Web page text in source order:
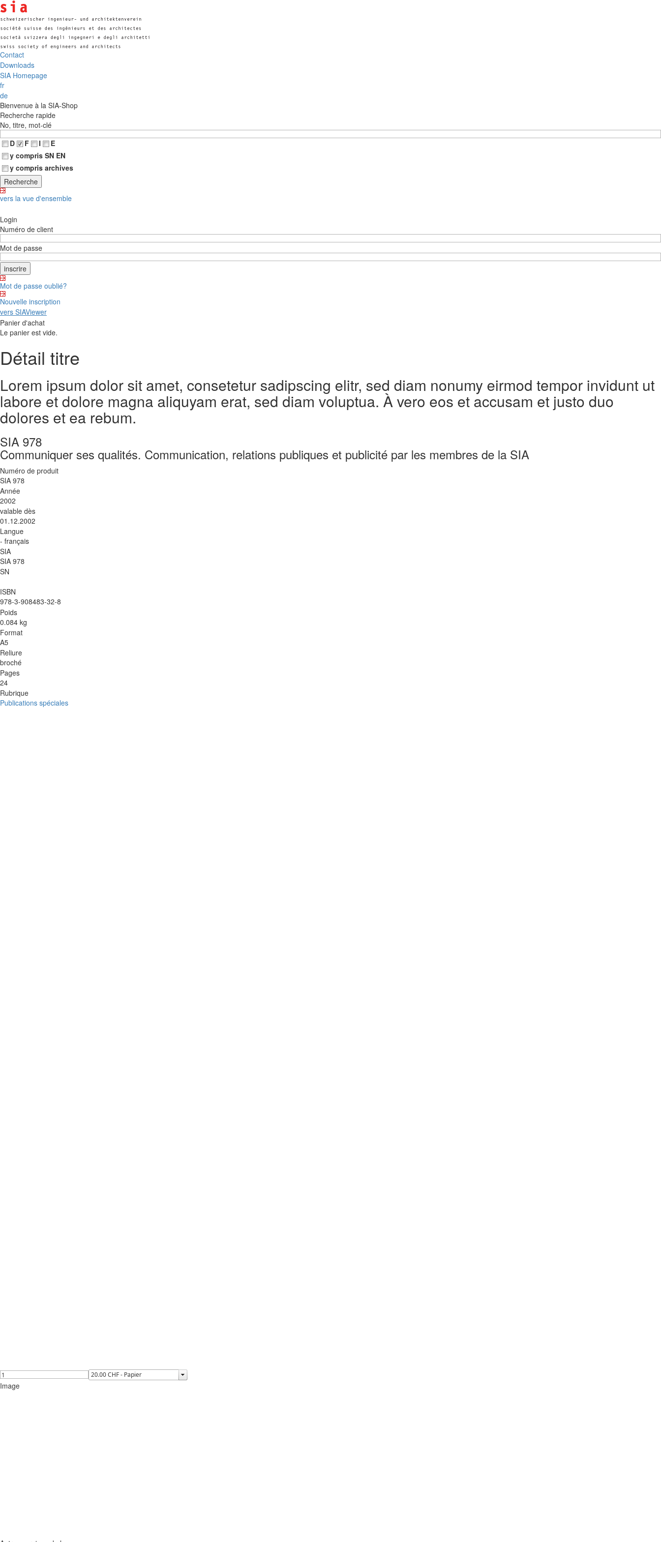
Contact
Downloads
SIA Homepage
fr
de
Bienvenue à la SIA-Shop
Recherche rapide
No, titre, mot-clé
D
F I
E
y compris SN EN
y compris archives
vers la vue d'ensemble
Login
Numéro de client
Mot de passe
Mot de passe oublié?
Nouvelle inscription
vers SIAViewer
Panier d'achat
Le panier est vide.
Détail titre
Lorem ipsum dolor sit amet, consetetur sadipscing elitr, sed diam nonumy eirmod tempor invidunt ut
labore et dolore magna aliquyam erat, sed diam voluptua. À vero eos et accusam et justo duo
dolores et ea rebum.
SIA 978
Communiquer ses qualités. Communication, relations publiques et publicité par les membres de la SIA
Numéro de produit
SIA 978
Année
2002
valable dès
01.12.2002
Langue
- français
SIA
SIA 978
SN
ISBN
978-3-908483-32-8
Poids
0.084 kg
Format
A5
Reliure
broché
Pages
24
Rubrique
Publications spéciales
Image